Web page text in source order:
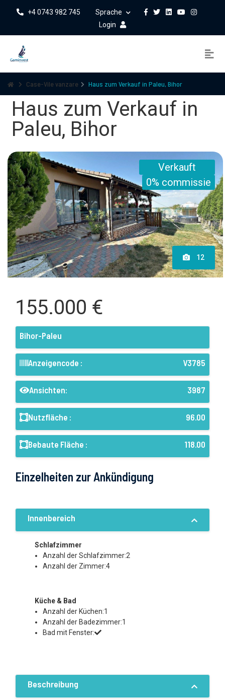
+4 0743 982 745
Sprache
Login
Case-Vile vanzare Haus zum Verkauf in Paleu, Bihor
Haus zum Verkauf in
Paleu, Bihor
Verkauft
0% commissie
12
155.000 €
Bihor-Paleu
Anzeigencode : V3785
Ansichten: 3987
Nutzfläche : 96.00
Bebaute Fläche : 118.00
Einzelheiten zur Ankündigung
Innenbereich
Schlafzimmer
Anzahl der Schlafzimmer:2
Anzahl der Zimmer:4
Küche & Bad
Anzahl der Küchen:1
Anzahl der Badezimmer:1
Bad mit Fenster:
Beschreibung